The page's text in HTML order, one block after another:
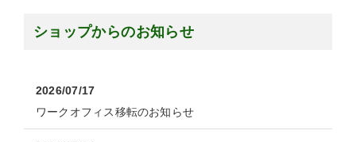
ショップからのお知らせ
2026/07/17
ワークオフィス移転のお知らせ